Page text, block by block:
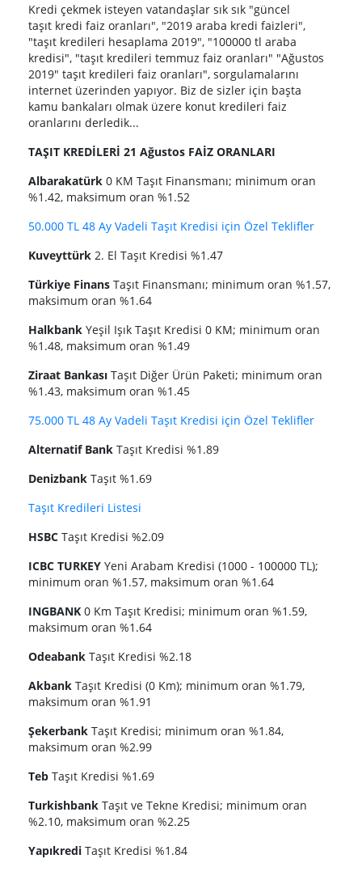
Kredi çekmek isteyen vatandaşlar sık sık "güncel
taşıt kredi faiz oranları", "2019 araba kredi faizleri",
"taşıt kredileri hesaplama 2019", "100000 tl araba
kredisi", "taşıt kredileri temmuz faiz oranları" "Ağustos
2019" taşıt kredileri faiz oranları", sorgulamalarını
internet üzerinden yapıyor. Biz de sizler için başta
kamu bankaları olmak üzere konut kredileri faiz
oranlarını derledik...
TAŞIT KREDİLERİ 21 Ağustos FAİZ ORANLARI
Albarakatürk 0 KM Taşıt Finansmanı; minimum oran
%1.42, maksimum oran %1.52
50.000 TL 48 Ay Vadeli Taşıt Kredisi için Özel Teklifler
Kuveyttürk 2. El Taşıt Kredisi %1.47
Türkiye Finans Taşıt Finansmanı; minimum oran %1.57,
maksimum oran %1.64
Halkbank Yeşil Işık Taşıt Kredisi 0 KM; minimum oran
%1.48, maksimum oran %1.49
Ziraat Bankası Taşıt Diğer Ürün Paketi; minimum oran
%1.43, maksimum oran %1.45
75.000 TL 48 Ay Vadeli Taşıt Kredisi için Özel Teklifler
Alternatif Bank Taşıt Kredisi %1.89
Denizbank Taşıt %1.69
Taşıt Kredileri Listesi
HSBC Taşıt Kredisi %2.09
ICBC TURKEY Yeni Arabam Kredisi (1000 - 100000 TL);
minimum oran %1.57, maksimum oran %1.64
INGBANK 0 Km Taşıt Kredisi; minimum oran %1.59,
maksimum oran %1.64
Odeabank Taşıt Kredisi %2.18
Akbank Taşıt Kredisi (0 Km); minimum oran %1.79,
maksimum oran %1.91
Şekerbank Taşıt Kredisi; minimum oran %1.84,
maksimum oran %2.99
Teb Taşıt Kredisi %1.69
Turkishbank Taşıt ve Tekne Kredisi; minimum oran
%2.10, maksimum oran %2.25
Yapıkredi Taşıt Kredisi %1.84